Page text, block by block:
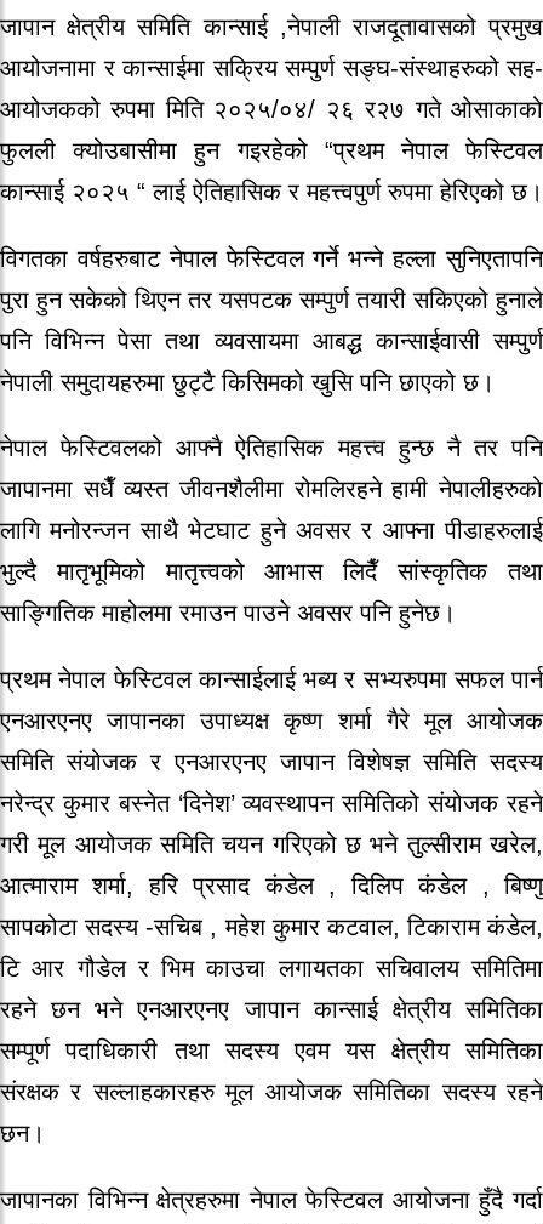
जापान क्षेत्रीय समिति कान्साई ,नेपाली राजदूतावासको प्रमुख
आयोजनामा र कान्साईमा सक्रिय सम्पुर्ण सङ्घ-संस्थाहरुको सह-
आयोजकको रुपमा मिति २०२५/०४/ २६ र२७ गते ओसाकाको
फुलली क्योउबासीमा हुन गइरहेको “प्रथम नेपाल फेस्टिवल
कान्साई २०२५ “ लाई ऐतिहासिक र महत्त्वपुर्ण रुपमा हेरिएको छ।
विगतका वर्षहरुबाट नेपाल फेस्टिवल गर्ने भन्ने हल्ला सुनिएतापनि
पुरा हुन सकेको थिएन तर यसपटक सम्पुर्ण तयारी सकिएको हुनाले
पनि विभिन्न पेसा तथा व्यवसायमा आबद्ध कान्साईवासी सम्पुर्ण
नेपाली समुदायहरुमा छुट्टै किसिमको खुसि पनि छाएको छ।
नेपाल फेस्टिवलको आफ्नै ऐतिहासिक महत्त्व हुन्छ नै तर पनि
जापानमा सधैँ व्यस्त जीवनशैलीमा रोमलिरहने हामी नेपालीहरुको
लागि मनोरन्जन साथै भेटघाट हुने अवसर र आफ्ना पीडाहरुलाई
भुल्दै मातृभूमिको मातृत्त्वको आभास लिदैँ सांस्कृतिक तथा
साङ्गितिक माहोलमा रमाउन पाउने अवसर पनि हुनेछ।
प्रथम नेपाल फेस्टिवल कान्साईलाई भब्य र सभ्यरुपमा सफल पार्न
एनआरएनए जापानका उपाध्यक्ष कृष्ण शर्मा गैरे मूल आयोजक
समिति संयोजक र एनआरएनए जापान विशेषज्ञ समिति सदस्य
नरेन्द्र कुमार बस्नेत ‘दिनेश’ व्यवस्थापन समितिको संयोजक रहने
गरी मूल आयोजक समिति चयन गरिएको छ भने तुल्सीराम खरेल,
आत्माराम शर्मा, हरि प्रसाद कंडेल , दिलिप कंडेल , बिष्णु
सापकोटा सदस्य -सचिब , महेश कुमार कटवाल, टिकाराम कंडेल,
टि आर गौडेल र भिम काउचा लगायतका सचिवालय समितिमा
रहने छन भने एनआरएनए जापान कान्साई क्षेत्रीय समितिका
सम्पूर्ण पदाधिकारी तथा सदस्य एवम यस क्षेत्रीय समितिका
संरक्षक र सल्लाहकारहरु मूल आयोजक समितिका सदस्य रहने
छन।
जापानका विभिन्न क्षेत्रहरुमा नेपाल फेस्टिवल आयोजना हुँदै गर्दा